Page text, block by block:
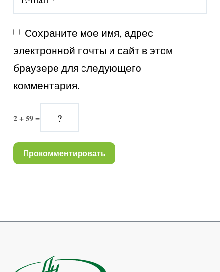
Сохраните мое имя, адрес
электронной почты и сайт в этом
браузере для следующего
комментария.
2 + 59 =